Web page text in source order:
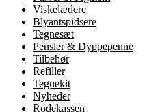
Viskelædere
Blyantspidsere
Tegnesæt
Pensler & Dyppepenne
Tilbehør
Refiller
Tegnekit
Nyheder
Rodekassen